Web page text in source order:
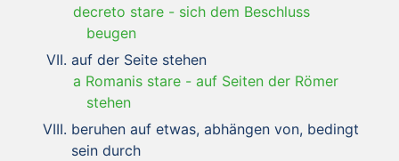
decreto stare - sich dem Beschluss
beugen
auf der Seite stehen
a Romanis stare - auf Seiten der Römer
stehen
beruhen auf etwas, abhängen von, bedingt
sein durch